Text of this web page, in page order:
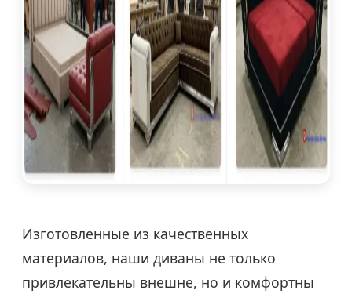
Изготовленные из качественных
материалов, наши диваны не только
привлекательны внешне, но и комфортны